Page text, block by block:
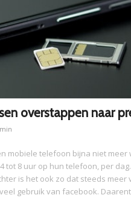
overstappen naar
mobiele telefoon bijna niet
tot 8 uur op hun telefoon, per
is het ook zo dat steeds
gebruik van facebook.